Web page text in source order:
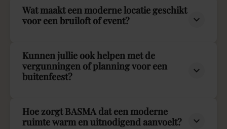
Wat maakt een moderne locatie geschikt
voor een bruiloft of event?
Kunnen jullie ook helpen met de
vergunningen of planning voor een
buitenfeest?
Hoe zorgt BASMA dat een moderne
ruimte warm en uitnodigend aanvoelt?